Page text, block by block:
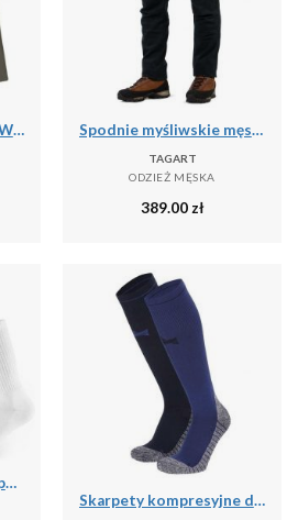
Kurtka wodoodporna Weather Report Torsten Spodnie myśliwskie męskie Tagart Enduro 2 Ripstop wygodne bojówki
TAGART
ODZIEŻ MĘSKA
389.00zł
BRUBAKER skarpety sportowe 6 par unisex oddychające retro - Mix kolorów
Skarpety kompresyjne do biegania Xtreme, 2 par, Multi Niebieski